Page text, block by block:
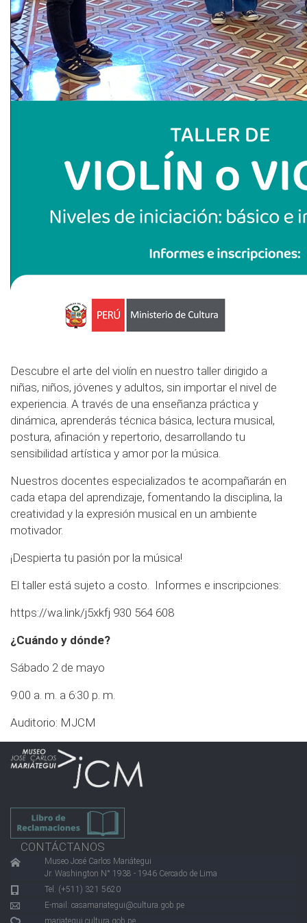
Descubre el arte del violín en nuestro taller dirigido a
niñas, niños, jóvenes y adultos, sin importar el nivel de
experiencia. A través de una enseñanza práctica y
dinámica, aprenderás técnica básica, lectura musical,
postura, afinación y repertorio, desarrollando tu
sensibilidad artística y amor por la música.
Nuestros docentes especializados te acompañarán en
cada etapa del aprendizaje, fomentando la disciplina, la
creatividad y la expresión musical en un ambiente
motivador.
¡Despierta tu pasión por la música!
El taller está sujeto a costo. Informes e inscripciones:
https://wa.link/j5xkfj 930 564 608
¿Cuándo y dónde?
Sábado 2 de mayo
9:00 a. m. a 6:30 p. m.
Auditorio: MJCM
CONTÁCTANOS
Museo José Carlos Mariátegui
Jr. Washington N° 1938 - 1946 Cercado de Lima
Tel. (+511) 321 5620
E-mail: casamariategui@cultura.gob.pe
mariategui.cultura.gob.pe